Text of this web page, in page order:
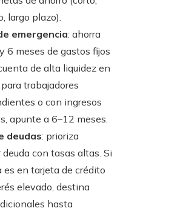
largo plazo).
emergencia: ahorra
6 meses de gastos fijos
de alta liquidez en
trabajadores
o con ingresos
apunte a 6–12 meses.
deudas: prioriza
con tasas altas. Si
es en tarjeta de crédito
elevado, destina
hasta